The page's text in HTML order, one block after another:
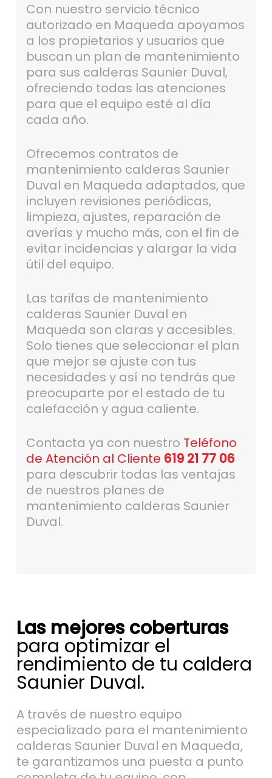
Con nuestro servicio técnico
autorizado en Maqueda apoyamos
a los propietarios y usuarios que
buscan un plan de mantenimiento
para sus calderas Saunier Duval,
ofreciendo todas las atenciones
para que el equipo esté al día
cada año.
Ofrecemos contratos de
mantenimiento calderas Saunier
Duval en Maqueda adaptados, que
incluyen revisiones periódicas,
limpieza, ajustes, reparación de
averías y mucho más, con el fin de
evitar incidencias y alargar la vida
útil del equipo.
Las tarifas de mantenimiento
calderas Saunier Duval en
Maqueda son claras y accesibles.
Solo tienes que seleccionar el plan
que mejor se ajuste con tus
necesidades y así no tendrás que
preocuparte por el estado de tu
calefacción y agua caliente.
Contacta ya con nuestro Teléfono
de Atención al Cliente 619 21 77 06
para descubrir todas las ventajas
de nuestros planes de
mantenimiento calderas Saunier
Duval.
Las mejores coberturas
para optimizar el
rendimiento de tu caldera
Saunier Duval.
A través de nuestro equipo
especializado para el mantenimiento
calderas Saunier Duval en Maqueda,
te garantizamos una puesta a punto